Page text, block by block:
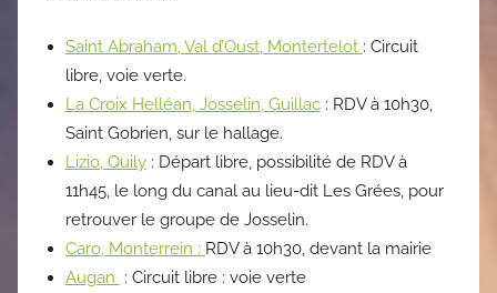
Saint Abraham, Val d’Oust, Montertelot : Circuit
libre, voie verte.
La Croix Helléan, Josselin, Guillac: RDV à 10h30,
Saint Gobrien, sur le hallage.
Lizio, Quily: Départ libre, possibilité de RDV à
11h45, le long du canal au lieu-dit Les Grées, pour
retrouver le groupe de Josselin.
Caro, Monterrein : RDV à 10h30, devant la mairie
Augan : Circuit libre : voie verte